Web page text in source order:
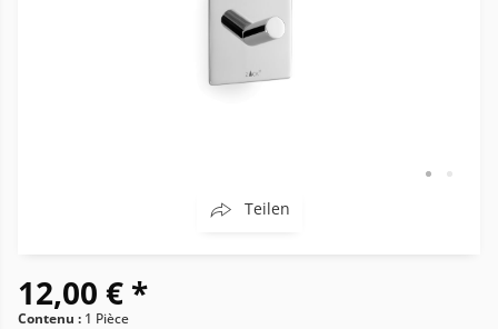
Teilen
12,00 € *
Contenu : 1 Pièce